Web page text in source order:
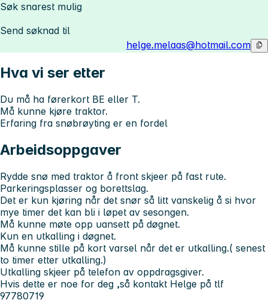
Søk snarest mulig
Send søknad til
helge.melaas@hotmail.com
Hva vi ser etter
Du må ha førerkort BE eller T.
Må kunne kjøre traktor.
Erfaring fra snøbrøyting er en fordel
Arbeidsoppgaver
Rydde snø med traktor å front skjeer på fast rute.
Parkeringsplasser og borettslag.
Det er kun kjøring når det snør så litt vanskelig å si hvor
mye timer det kan bli i løpet av sesongen.
Må kunne møte opp uansett på døgnet.
Kun en utkalling i døgnet.
Må kunne stille på kort varsel når det er utkalling.( senest
to timer etter utkalling.)
Utkalling skjeer på telefon av oppdragsgiver.
Hvis dette er noe for deg ,så kontakt Helge på tlf
97780719